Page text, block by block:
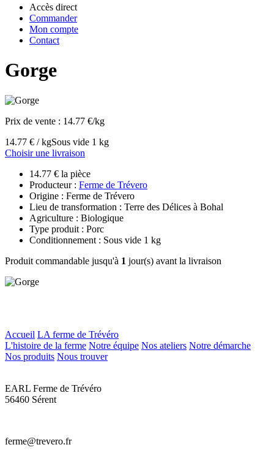
Accès direct
Commander
Mon compte
Contact
Gorge
Prix de vente : 14.77 €/kg
14.77 € / kgSous vide 1 kg
Choisir une livraison
14.77 € la pièce
Producteur : Ferme de Trévero
Origine : Ferme de Trévero
Lieu de transformation : Terre des Délices à Bohal
Agriculture : Biologique
Type produit : Porc
Conditionnement : Sous vide 1 kg
Produit commandable jusqu'à 1 jour(s) avant la livraison
Accueil LA ferme de Trévéro
L'histoire de la ferme Notre équipe Nos ateliers Notre démarche
Nos produits Nous trouver
EARL Ferme de Trévéro
56460 Sérent
ferme@trevero.fr